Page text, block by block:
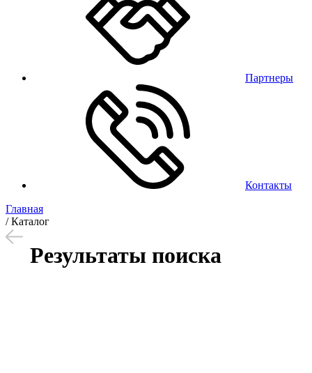
Партнеры
Контакты
Главная
/Каталог
Результаты поиска